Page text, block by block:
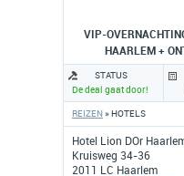
VIP-
HAARLEM +
Hotel Lion DOr
Kruisweg 34-36
2011 LC Haarlem
REIZEN» HOTELS
STATUS
De deal gaat door!